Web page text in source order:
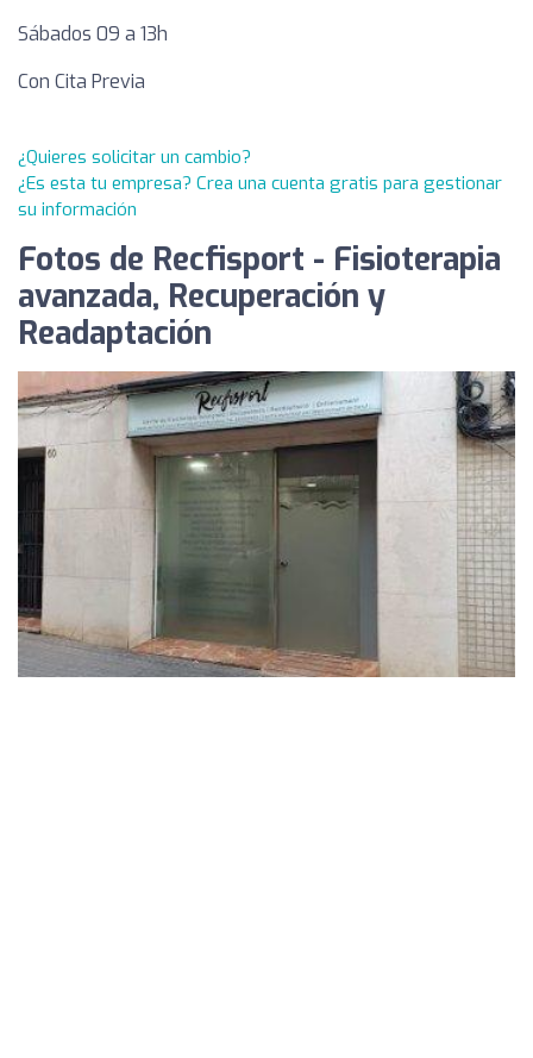
Sábados 09 a 13h
Con Cita Previa
¿Quieres solicitar un cambio?
¿Es esta tu empresa? Crea una cuenta gratis para gestionar
su información
Fotos de Recfisport - Fisioterapia
avanzada, Recuperación y
Readaptación